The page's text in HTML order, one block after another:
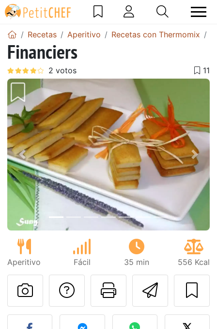
Recetas Aperitivo Recetas con Thermomix
Financiers
Anterior
Aperitivo Fácil 35 min 556 Kcal
Imprimir
Preguntar al autor
Publicar la foto de esta